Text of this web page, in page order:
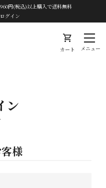
円(税込)以上購入で送料無料
ログイン
shopping_cart
カート メニュー
ン
様